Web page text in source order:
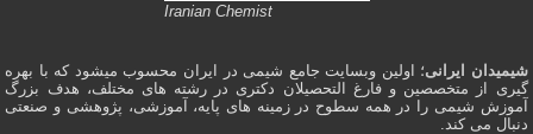
Iranian Chemist
شیمیدان ایرانی؛ اولین وبسایت جامع شیمی در ایران محسوب میشود که با بهره
گیری از متخصصین و فارغ التحصیلان دکتری در رشته های مختلف، هدف بزرگ
آموزش شیمی را در همه سطوح در زمینه های پایه، آموزشی، پژوهشی و صنعتی
دنبال می کند.